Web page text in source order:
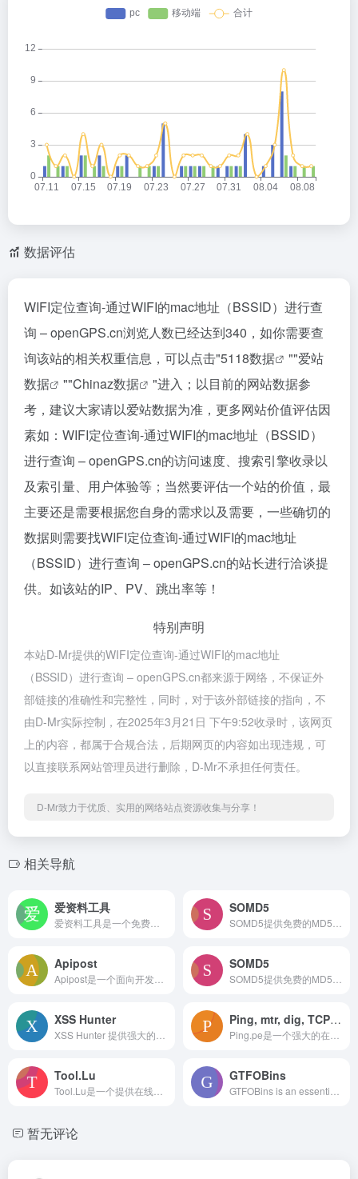
数据评估
WIFI定位查询-通过WIFI的mac地址（BSSID）进行查
询 – openGPS.cn浏览人数已经达到340，如你需要查
询该站的相关权重信息，可以点击"5118数据 ""爱站
数据
""Chinaz数据
"进入；以目前的网站数据参
考，建议大家请以爱站数据为准，更多网站价值评估因
素如：WIFI定位查询-通过WIFI的mac地址（BSSID）
进行查询 – openGPS.cn的访问速度、搜索引擎收录以
及索引量、用户体验等；当然要评估一个站的价值，最
主要还是需要根据您自身的需求以及需要，一些确切的
数据则需要找WIFI定位查询-通过WIFI的mac地址
（BSSID）进行查询 – openGPS.cn的站长进行洽谈提
供。如该站的IP、PV、跳出率等！
特别声明
本站D-Mr提供的WIFI定位查询-通过WIFI的mac地址
（BSSID）进行查询 – openGPS.cn都来源于网络，不保证外
部链接的准确性和完整性，同时，对于该外部链接的指向，不
由D-Mr实际控制，在2025年3月21日 下午9:52收录时，该网页
上的内容，都属于合规合法，后期网页的内容如出现违规，可
以直接联系网站管理员进行删除，D-Mr不承担任何责任。
D-Mr致力于优质、实用的网络站点资源收集与分享！
相关导航
爱资料工具 SOMD5
Apipost SOMD5
XSS Hunter Ping, mtr, dig, TCP port check and real time BGP looking glass from multiple locations
Tool.Lu GTFOBins
暂无评论